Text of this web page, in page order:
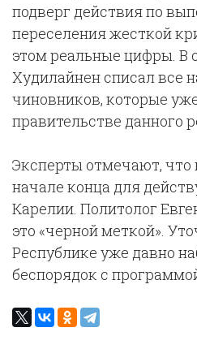
подверг действия по
переселения жесткой
этом реальные цифры. В
Худилайнен списал все
чиновников, которые
правительстве данного
Эксперты отмечают, что
начале конца для
Карелии. Политолог
это «черной меткой».
Республике уже давно
беспорядок с